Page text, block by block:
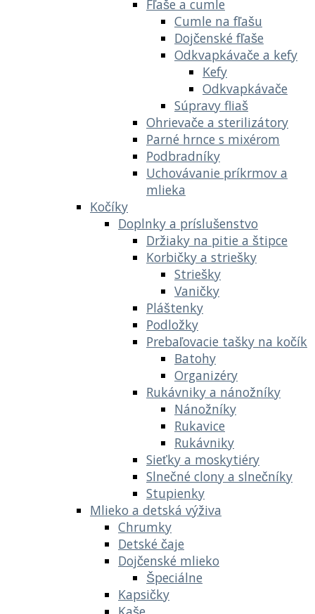
Fľaše a cumle
Cumle na fľašu
Dojčenské fľaše
Odkvapkávače a kefy
Kefy
Odkvapkávače
Súpravy fliaš
Ohrievače a sterilizátory
Parné hrnce s mixérom
Podbradníky
Uchovávanie príkrmov a
mlieka
Kočíky
Doplnky a príslušenstvo
Držiaky na pitie a štipce
Korbičky a striešky
Striešky
Vaničky
Pláštenky
Podložky
Prebaľovacie tašky na kočík
Batohy
Organizéry
Rukávniky a nánožníky
Nánožníky
Rukavice
Rukávniky
Sieťky a moskytiéry
Slnečné clony a slnečníky
Stupienky
Mlieko a detská výživa
Chrumky
Detské čaje
Dojčenské mlieko
Špeciálne
Kapsičky